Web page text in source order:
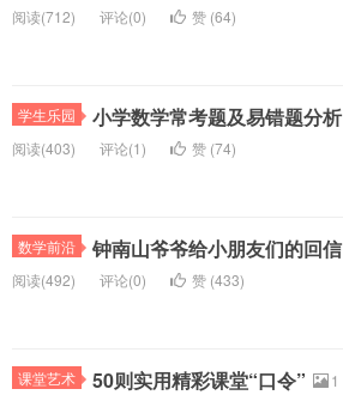
阅读(712) 评论(0) 赞 (64)
学生乐园 小学数学常考题及易错题分析
阅读(403) 评论(1) 赞 (74)
数学前沿 钟南山爷爷给小朋友们的回信
阅读(492) 评论(0) 赞 (433)
课堂艺术 50则实用精彩课堂“口令”
1